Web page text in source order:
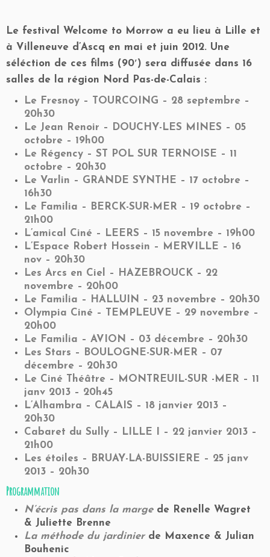
Le festival Welcome to Morrow a eu lieu à Lille et
à Villeneuve d’Ascq en mai et juin 2012. Une
séléction de ces films (90′) sera diffusée dans 16
salles de la région Nord Pas-de-Calais :
Le Fresnoy – TOURCOING – 28 septembre –
20h30
Le Jean Renoir – DOUCHY-LES MINES – 05
octobre – 19h00
Le Régency – ST POL SUR TERNOISE – 11
octobre – 20h30
Le Varlin – GRANDE SYNTHE – 17 octobre –
16h30
Le Familia – BERCK-SUR-MER – 19 octobre –
21h00
L’amical Ciné – LEERS – 15 novembre – 19h00
L’Espace Robert Hossein – MERVILLE – 16
nov – 20h30
Les Arcs en Ciel – HAZEBROUCK – 22
novembre – 20h00
Le Familia – HALLUIN – 23 novembre – 20h30
Olympia Ciné – TEMPLEUVE – 29 novembre –
20h00
Le Familia – AVION – 03 décembre – 20h30
Les Stars – BOULOGNE-SUR-MER – 07
décembre – 20h30
Le Ciné Théâtre – MONTREUIL-SUR -MER – 11
janv 2013 – 20h45
L’Alhambra – CALAIS – 18 janvier 2013 –
20h30
Cabaret du Sully – LILLE I – 22 janvier 2013 –
21h00
Les étoiles – BRUAY-LA-BUISSIERE – 25 janv
2013 – 20h30
Programmation
N’écris pas dans la margede Renelle Wagret
& Juliette Brenne
La méthode du jardinierde Maxence & Julian
Bouhenic